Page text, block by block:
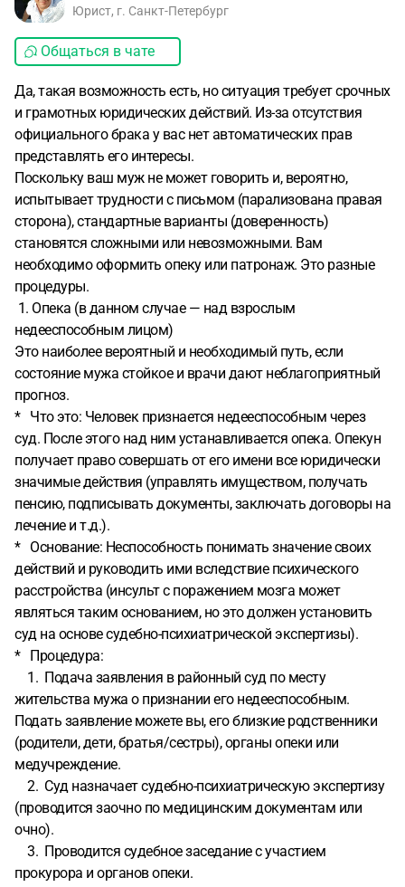
Юрист, г. Санкт-Петербург
Общаться в чате
Да, такая возможность есть, но ситуация требует срочных
и грамотных юридических действий. Из-за отсутствия
официального брака у вас нет автоматических прав
представлять его интересы.
Поскольку ваш муж не может говорить и, вероятно,
испытывает трудности с письмом (парализована правая
сторона), стандартные варианты (доверенность)
становятся сложными или невозможными. Вам
необходимо оформить опеку или патронаж. Это разные
процедуры.
1. Опека (в данном случае — над взрослым
недееспособным лицом)
Это наиболее вероятный и необходимый путь, если
состояние мужа стойкое и врачи дают неблагоприятный
прогноз.
* Что это: Человек признается недееспособным через
суд. После этого над ним устанавливается опека. Опекун
получает право совершать от его имени все юридически
значимые действия (управлять имуществом, получать
пенсию, подписывать документы, заключать договоры на
лечение и т.д.).
* Основание: Неспособность понимать значение своих
действий и руководить ими вследствие психического
расстройства (инсульт с поражением мозга может
являться таким основанием, но это должен установить
суд на основе судебно-психиатрической экспертизы).
* Процедура:
1. Подача заявления в районный суд по месту
жительства мужа о признании его недееспособным.
Подать заявление можете вы, его близкие родственники
(родители, дети, братья/сестры), органы опеки или
медучреждение.
2. Суд назначает судебно-психиатрическую экспертизу
(проводится заочно по медицинским документам или
очно).
3. Проводится судебное заседание с участием
прокурора и органов опеки.